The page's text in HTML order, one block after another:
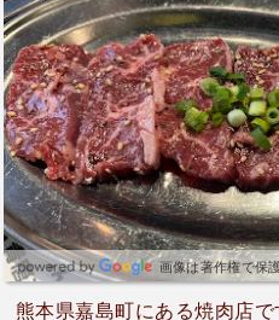
画像は著作権で保
熊本県嘉島町にある焼肉店